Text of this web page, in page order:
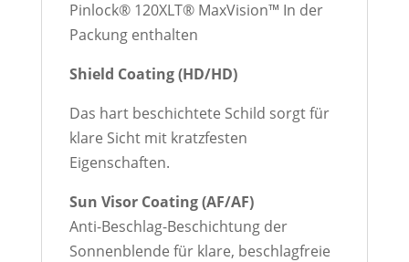
Pinlock® 120XLT® MaxVision™ In der
Packung enthalten
Shield Coating (HD/HD)
Das hart beschichtete Schild sorgt für
klare Sicht mit kratzfesten
Eigenschaften.
Sun Visor Coating (AF/AF)
Anti-Beschlag-Beschichtung der
Sonnenblende für klare, beschlagfreie